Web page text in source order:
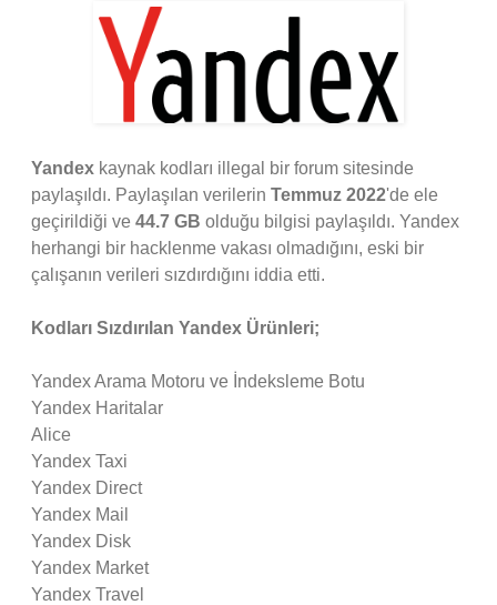
Yandex kaynak kodları illegal bir forum sitesinde
paylaşıldı. Paylaşılan verilerin Temmuz 2022'de ele
geçirildiği ve 44.7 GB olduğu bilgisi paylaşıldı. Yandex
herhangi bir hacklenme vakası olmadığını, eski bir
çalışanın verileri sızdırdığını iddia etti.
Kodları Sızdırılan Yandex Ürünleri;
Yandex Arama Motoru ve İndeksleme Botu
Yandex Haritalar
Alice
Yandex Taxi
Yandex Direct
Yandex Mail
Yandex Disk
Yandex Market
Yandex Travel